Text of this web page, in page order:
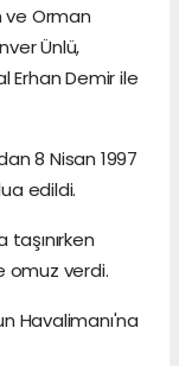
ve Orman
Ünlü,
Erhan Demir ile
8 Nisan 1997
edildi.
omuz verdi.
Havalimanı'na